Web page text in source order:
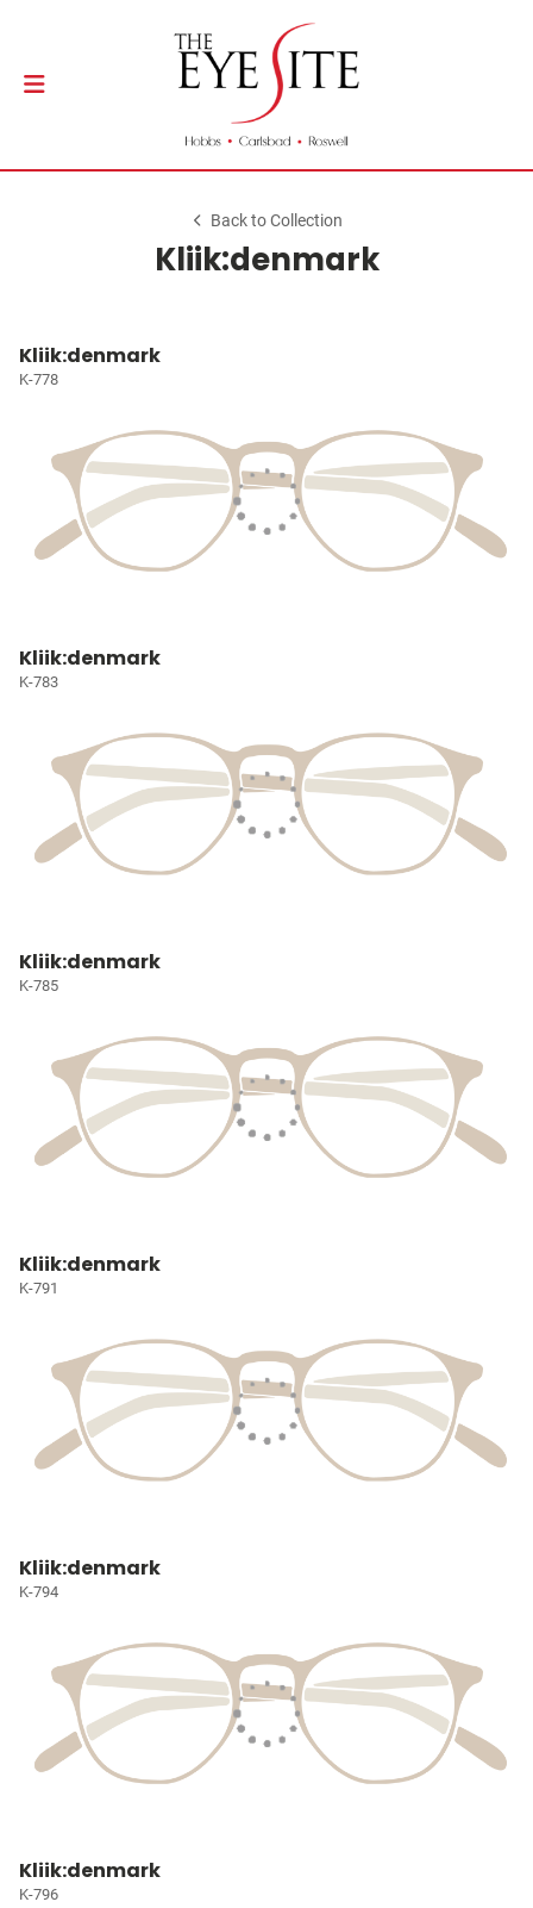
Back to Collection
Kliik:denmark
Kliik:denmark
K-778
Kliik:denmark
K-783
Kliik:denmark
K-785
Kliik:denmark
K-791
Kliik:denmark
K-794
Kliik:denmark
K-796